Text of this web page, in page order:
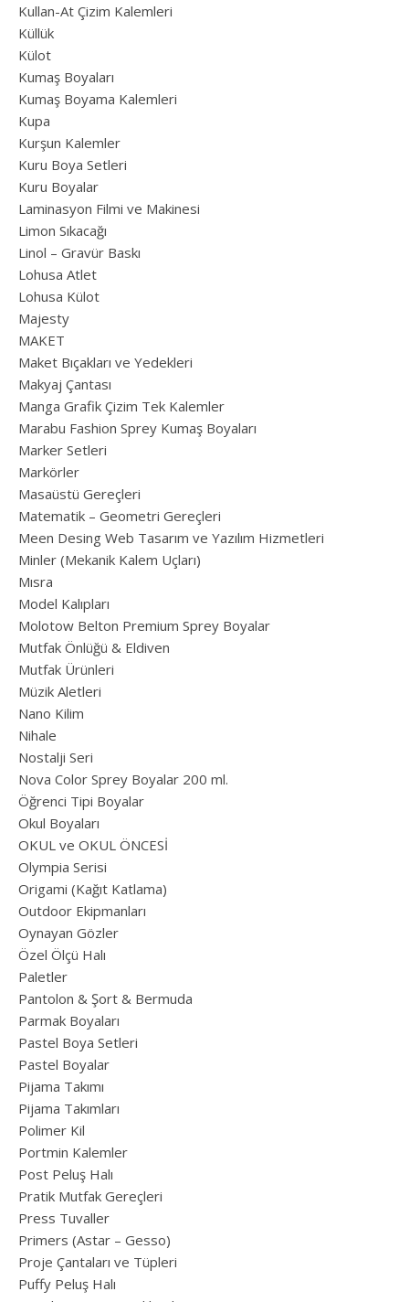
Kullan-At Çizim Kalemleri
Küllük
Külot
Kumaş Boyaları
Kumaş Boyama Kalemleri
Kupa
Kurşun Kalemler
Kuru Boya Setleri
Kuru Boyalar
Laminasyon Filmi ve Makinesi
Limon Sıkacağı
Linol – Gravür Baskı
Lohusa Atlet
Lohusa Külot
Majesty
MAKET
Maket Bıçakları ve Yedekleri
Makyaj Çantası
Manga Grafik Çizim Tek Kalemler
Marabu Fashion Sprey Kumaş Boyaları
Marker Setleri
Markörler
Masaüstü Gereçleri
Matematik – Geometri Gereçleri
Meen Desing Web Tasarım ve Yazılım Hizmetleri
Minler (Mekanik Kalem Uçları)
Mısra
Model Kalıpları
Molotow Belton Premium Sprey Boyalar
Mutfak Önlüğü & Eldiven
Mutfak Ürünleri
Müzik Aletleri
Nano Kilim
Nihale
Nostalji Seri
Nova Color Sprey Boyalar 200 ml.
Öğrenci Tipi Boyalar
Okul Boyaları
OKUL ve OKUL ÖNCESİ
Olympia Serisi
Origami (Kağıt Katlama)
Outdoor Ekipmanları
Oynayan Gözler
Özel Ölçü Halı
Paletler
Pantolon & Şort & Bermuda
Parmak Boyaları
Pastel Boya Setleri
Pastel Boyalar
Pijama Takımı
Pijama Takımları
Polimer Kil
Portmin Kalemler
Post Peluş Halı
Pratik Mutfak Gereçleri
Press Tuvaller
Primers (Astar – Gesso)
Proje Çantaları ve Tüpleri
Puffy Peluş Halı